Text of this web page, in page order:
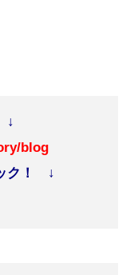
↓
blog
ク！ ↓